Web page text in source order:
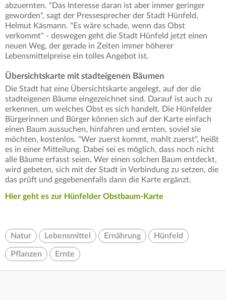
abzuernten. "Das Interesse daran ist aber immer geringer
geworden", sagt der Pressesprecher der Stadt Hünfeld,
Helmut Käsmann. "Es wäre schade, wenn das Obst
verkommt" - deswegen geht die Stadt Hünfeld jetzt einen
neuen Weg, der gerade in Zeiten immer höherer
Lebensmittelpreise ein tolles Angebot ist.
Übersichtskarte mit stadteigenen Bäumen
Die Stadt hat eine Übersichtskarte angelegt, auf der die
stadteigenen Bäume eingezeichnet sind. Darauf ist auch zu
erkennen, um welches Obst es sich handelt. Die Hünfelder
Bürgerinnen und Bürger können sich auf der Karte einfach
einen Baum aussuchen, hinfahren und ernten, soviel sie
möchten, kostenlos. "Wer zuerst kommt, mahlt zuerst", heißt
es in einer Mitteilung. Dabei sei es möglich, dass noch nicht
alle Bäume erfasst seien. Wer einen solchen Baum entdeckt,
wird gebeten, sich mit der Stadt in Verbindung zu setzen, die
das prüft und gegebenenfalls dann die Karte ergänzt.
Hier geht es zur Hünfelder Obstbaum-Karte
Natur Lebensmittel Ernährung Hünfeld
Pflanzen Ernte